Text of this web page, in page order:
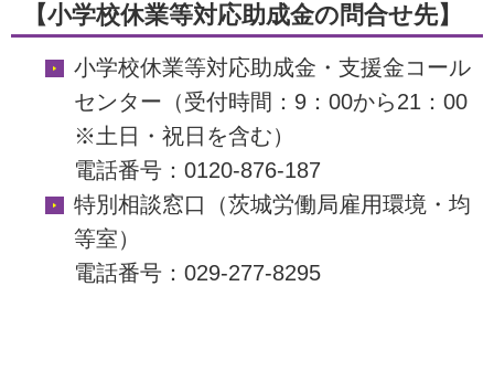
【小学校休業等対応助成金の問合せ先】
小学校休業等対応助成金・支援金コール
センター（受付時間：9：00から21：00
※土日・祝日を含む）
電話番号：0120-876-187
特別相談窓口（茨城労働局雇用環境・均
等室）
電話番号：029-277-8295